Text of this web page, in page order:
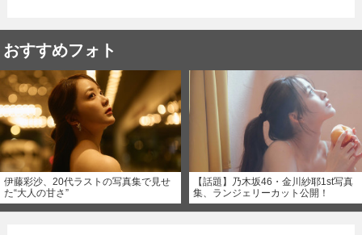
おすすめフォト
伊藤彩沙、20代ラストの写真集で見せ
た“大人の甘さ”
【話題】乃木坂46・金川紗耶1st写真
集、ランジェリーカット公開！